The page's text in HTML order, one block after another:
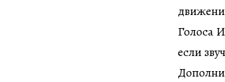
Голоса
если